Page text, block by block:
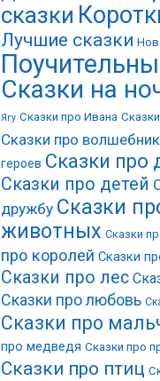
сказки
Лучшие сказки
Сказки на
Ягу Сказки про Ивана
Сказки про
героев Сказки про
Сказки про детей
дружбу Сказки
животных Сказки
про королей Сказки
Сказки про лес
Сказки про любовь
Сказки про
про медведя Сказки про
Сказки про птиц